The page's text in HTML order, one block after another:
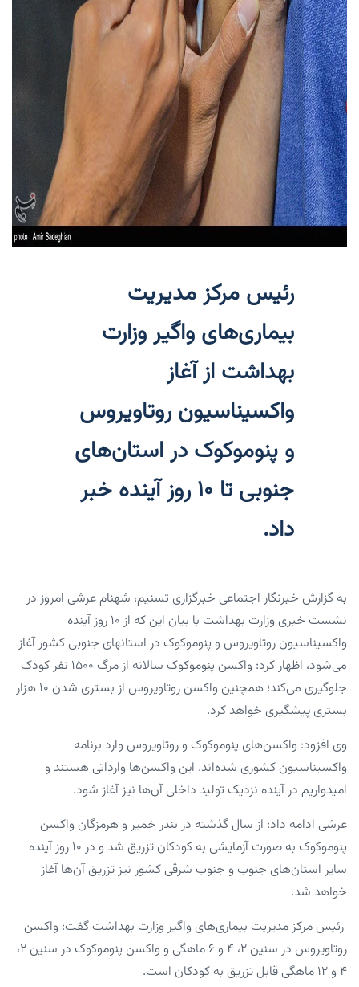
رئیس مرکز مدیریت
بیماری‌های واگیر وزارت
بهداشت از آغاز
واکسیناسیون روتاویروس
و پنوموکوک در استان‌ها‌ی
جنوبی تا ۱۰ روز آینده خبر
داد.
به گزارش خبرنگار اجتماعی خبرگزاری تسنیم، شهنام عرشی امروز در
نشست خبری وزارت بهداشت با بیان این که از ۱۰ روز آینده
واکسیناسیون روتاویروس و پنوموکوک در استانهای جنوبی کشور آغاز
می‌شود، اظهار کرد: واکسن پنوموکوک سالانه از مرگ ۱۵۰۰ نفر کودک
جلوگیری می‌کند؛ همچنین واکسن روتاویروس از بستری شدن ۱۰ هزار
بستری پیشگیری خواهد کرد.
وی افزود: واکسن‌های پنوموکوک و روتاویروس وارد برنامه
واکسیناسیون کشوری شده‌اند. این واکسن‌ها وارداتی هستند و
امیدواریم در آینده نزدیک تولید داخلی آن‌ها نیز آغاز شود.
عرشی ادامه داد: از سال گذشته در بندر خمیر و هرمزگان واکسن
پنوموکوک به صورت آزمایشی به کودکان تزریق شد و در ۱۰ روز آینده
سایر استان‌های جنوب و جنوب شرقی کشور نیز تزریق آن‌ها آغاز
خواهد شد.
رئیس مرکز مدیریت بیماری‌های واگیر وزارت بهداشت گفت: واکسن
روتاویروس در سنین ۲، ۴ و ۶ ماهگی و واکسن پنوموکوک در سنین ۲،
۴ و ۱۲ ماهگی قابل تزریق به کودکان است.